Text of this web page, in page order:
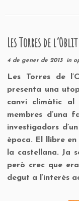
Les Torres de l’Oblit
4 de gener de 2013in
Les Torres de
presenta una
canvi climàtic
membres d’una
investigadors
època. El llibre en
la castellana. Ja
però crec que
degut a l’interès